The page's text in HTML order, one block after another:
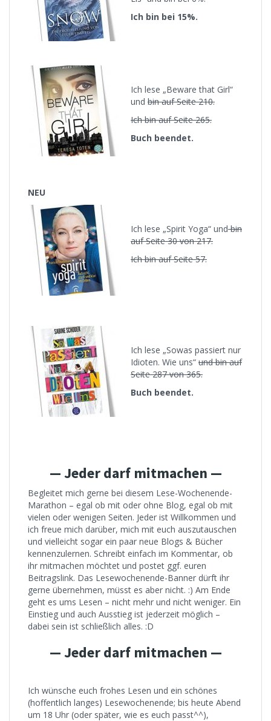
Ich bin bei 15%.
Ich lese „Beware that Girl“
und bin auf Seite 210.
Ich bin auf Seite 265.
Buch beendet.
NEU
Ich lese „Spirit Yoga“ undbin
auf Seite 30 von 217.
Ich bin auf Seite 57.
Ich lese „Sowas passiert nur
Idioten. Wie uns“ und bin auf
Seite 287 von 365.
Buch beendet.
— Jeder darf mitmachen —
Begleitet mich gerne bei diesem Lese-Wochenende-
Marathon – egal ob mit oder ohne Blog, egal ob mit
vielen oder wenigen Seiten. Jeder ist Willkommen und
ich freue mich darüber, mich mit euch auszutauschen
und vielleicht sogar ein paar neue Blogs & Bücher
kennenzulernen. Schreibt einfach im Kommentar, ob
ihr mitmachen möchtet und postet ggf. euren
Beitragslink. Das Lesewochenende-Banner dürft ihr
gerne übernehmen, müsst es aber nicht. :) Am Ende
geht es ums Lesen – nicht mehr und nicht weniger. Ein
Einstieg und auch Ausstieg ist jederzeit möglich –
dabei sein ist schließlich alles. :D
— Jeder darf mitmachen —
Ich wünsche euch frohes Lesen und ein schönes
(hoffentlich langes) Lesewochenende; bis heute Abend
um 18 Uhr (oder später, wie es euch passt^^),